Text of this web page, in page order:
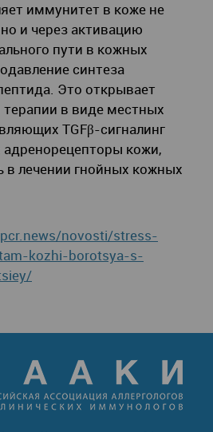
иммунитет в коже не
и через активацию
пути в кожных
синтеза
Это открывает
в виде местных
TGFβ-сигналинг
кожи,
в лечении гнойных кожных
novosti/stress-
kozhi-borotsya-s-